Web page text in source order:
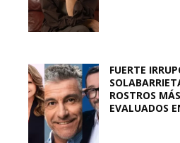
FUERTE
ROSTROS
EVALUADOS